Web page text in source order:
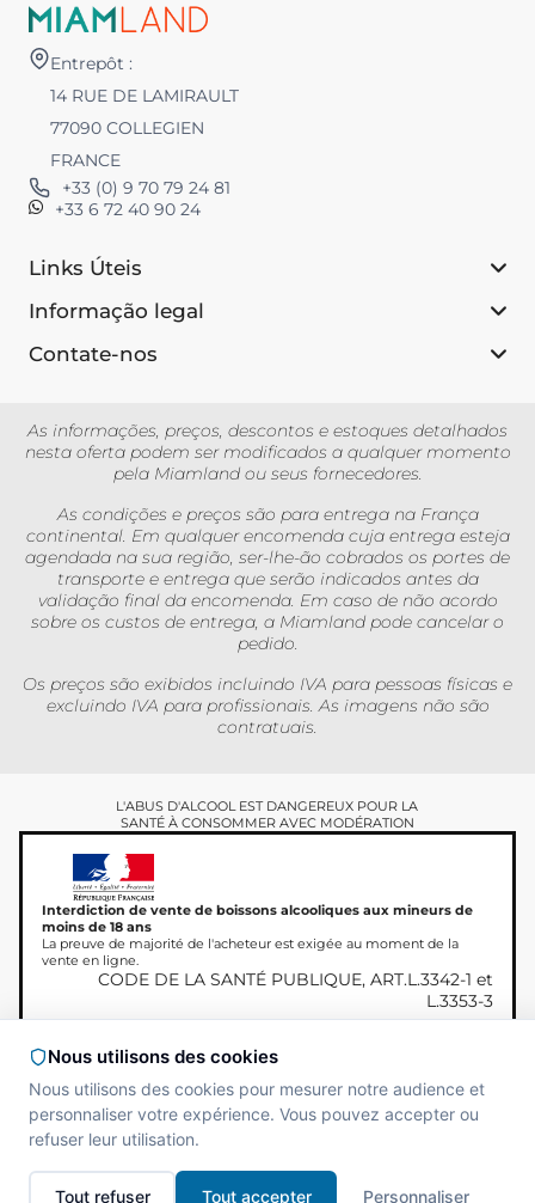
Entrepôt :
14 RUE DE LAMIRAULT
77090 COLLEGIEN
FRANCE
+33 (0) 9 70 79 24 81
+33 6 72 40 90 24
Links Úteis
Informação legal
Contate-nos
As informações, preços, descontos e estoques detalhados
nesta oferta podem ser modificados a qualquer momento
pela Miamland ou seus fornecedores.
As condições e preços são para entrega na França
continental. Em qualquer encomenda cuja entrega esteja
agendada na sua região, ser-lhe-ão cobrados os portes de
transporte e entrega que serão indicados antes da
validação final da encomenda. Em caso de não acordo
sobre os custos de entrega, a Miamland pode cancelar o
pedido.
Os preços são exibidos incluindo IVA para pessoas físicas e
excluindo IVA para profissionais. As imagens não são
contratuais.
L'ABUS D'ALCOOL EST DANGEREUX POUR LA
SANTÉ À CONSOMMER AVEC MODÉRATION
Interdiction de vente de boissons alcooliques aux mineurs de
moins de 18 ans
La preuve de majorité de l'acheteur est exigée au moment de la
vente en ligne.
CODE DE LA SANTÉ PUBLIQUE, ART.L.3342-1 et
L.3353-3
Copyright © 2026
Miamland, Todos os direitos
reservados.
Site réalisé parMAADAM
SOLUTIONS
Nous utilisons des cookies
Nous utilisons des cookies pour mesurer notre audience et
personnaliser votre expérience. Vous pouvez accepter ou
refuser leur utilisation.
Tout refuser Tout accepter Personnaliser